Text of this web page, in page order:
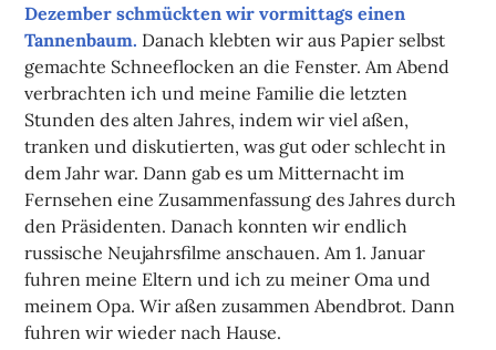
Dezember schmückten wir vormittags einen
Tannenbaum. Danach klebten wir aus Papier selbst
gemachte Schneeflocken an die Fenster. Am Abend
verbrachten ich und meine Familie die letzten
Stunden des alten Jahres, indem wir viel aßen,
tranken und diskutierten, was gut oder schlecht in
dem Jahr war. Dann gab es um Mitternacht im
Fernsehen eine Zusammenfassung des Jahres durch
den Präsidenten. Danach konnten wir endlich
russische Neujahrsfilme anschauen. Am 1. Januar
fuhren meine Eltern und ich zu meiner Oma und
meinem Opa. Wir aßen zusammen Abendbrot. Dann
fuhren wir wieder nach Hause.